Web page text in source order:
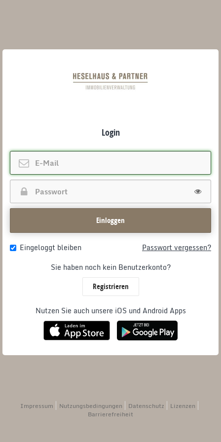
Login
Einloggen
Eingeloggt bleiben
Passwort vergessen?
Sie haben noch kein Benutzerkonto?
Registrieren
Nutzen Sie auch unsere iOS und Android Apps
Impressum Nutzungsbedingungen Datenschutz
Lizenzen
Barrierefreiheit